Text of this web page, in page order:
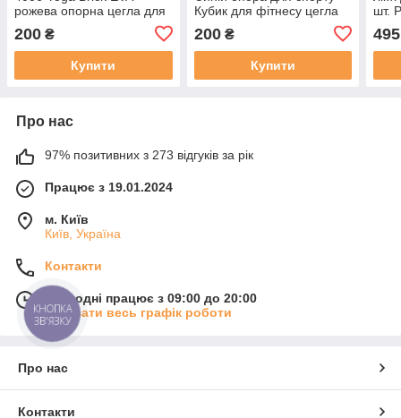
рожева опорна цегла для
йоги пілатесу стретчингу
та фітнесу
200 ₴
Купити
Кубик для фітнесу цегла
200₴
Купити
шт.
495
Про нас
97% позитивних з 273 відгуків за рік
Працює з 19.01.2024
м. Київ
Київ, Україна
Контакти
Сьогодні працює з 09:00 до 20:00
Показати весь графік роботи
Про нас
Контакти
КНОПКА
ЗВ'ЯЗКУ